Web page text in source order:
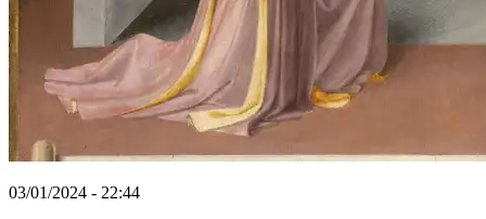
03/01/2024 - 22:44